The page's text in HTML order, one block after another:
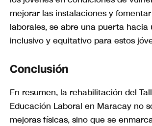
mejorar las instalaciones y
laborales, se abre una puerta hacia
inclusivo y equitativo para estos
Conclusión
En resumen, la rehabilitación del
Educación Laboral en Maracay no
mejoras físicas, sino que se